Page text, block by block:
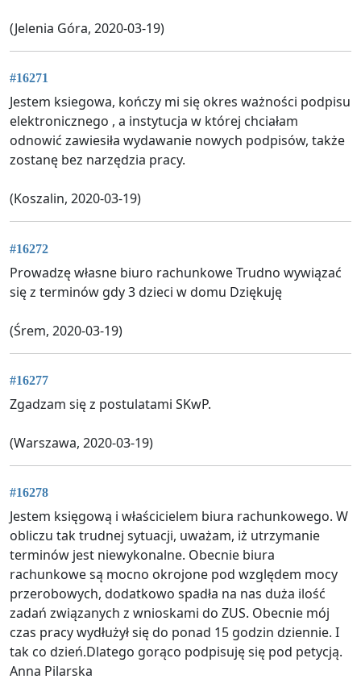
(Jelenia Góra, 2020-03-19)
#16271
Jestem ksiegowa, kończy mi się okres ważności podpisu
elektronicznego , a instytucja w której chciałam
odnowić zawiesiła wydawanie nowych podpisów, także
zostanę bez narzędzia pracy.
(Koszalin, 2020-03-19)
#16272
Prowadzę własne biuro rachunkowe Trudno wywiązać
się z terminów gdy 3 dzieci w domu Dziękuję
(Śrem, 2020-03-19)
#16277
Zgadzam się z postulatami SKwP.
(Warszawa, 2020-03-19)
#16278
Jestem księgową i właścicielem biura rachunkowego. W
obliczu tak trudnej sytuacji, uważam, iż utrzymanie
terminów jest niewykonalne. Obecnie biura
rachunkowe są mocno okrojone pod względem mocy
przerobowych, dodatkowo spadła na nas duża ilość
zadań związanych z wnioskami do ZUS. Obecnie mój
czas pracy wydłużył się do ponad 15 godzin dziennie. I
tak co dzień.Dlatego gorąco podpisuję się pod petycją.
Anna Pilarska